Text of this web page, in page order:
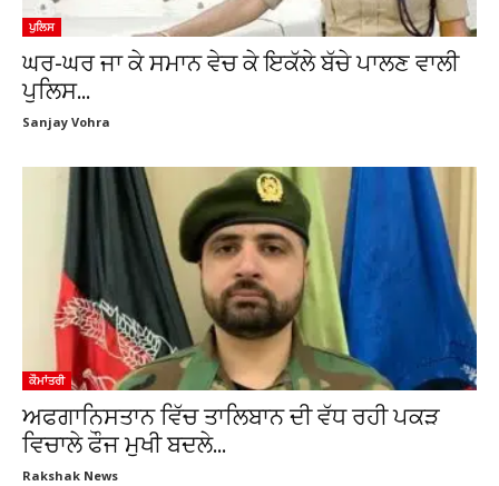
ਪੁਲਿਸ
ਘਰ-ਘਰ ਜਾ ਕੇ ਸਮਾਨ ਵੇਚ ਕੇ ਇਕੱਲੇ ਬੱਚੇ ਪਾਲਣ ਵਾਲੀ
ਪੁਲਿਸ...
Sanjay Vohra
ਕੌਮਾਂਤਰੀ
ਅਫਗਾਨਿਸਤਾਨ ਵਿੱਚ ਤਾਲਿਬਾਨ ਦੀ ਵੱਧ ਰਹੀ ਪਕੜ
ਵਿਚਾਲੇ ਫੌਜ ਮੁਖੀ ਬਦਲੇ...
Rakshak News